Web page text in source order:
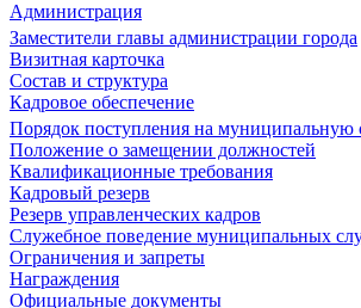
Администрация
Заместители главы администрации города
Визитная карточка
Состав и структура
Кадровое обеспечение
Порядок поступления на муниципальную
Положение о замещении должностей
Квалификационные требования
Кадровый резерв
Резерв управленческих кадров
Служебное поведение муниципальных
Ограничения и запреты
Награждения
Официальные документы